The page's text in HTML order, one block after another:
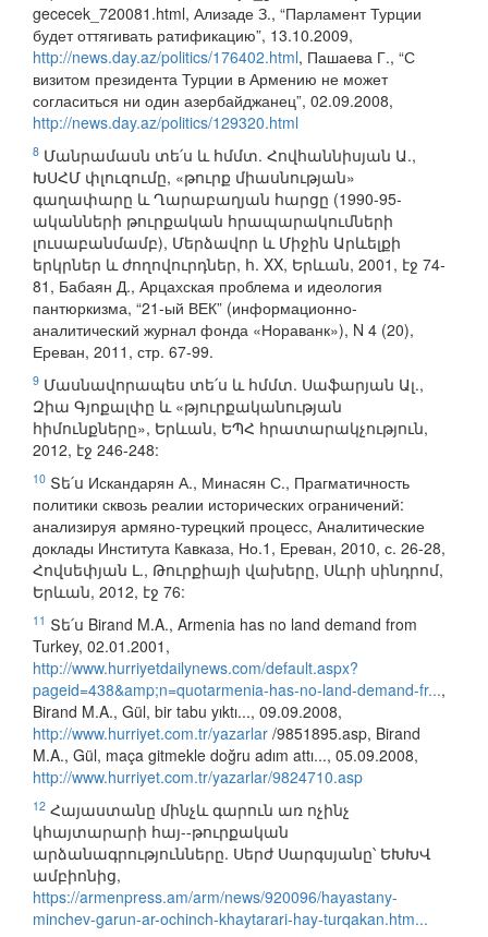
gececek_720081.html, Ализаде З., “Парламент Турции
будет оттягивать ратификацию”, 13.10.2009,
http://news.day.az/politics/176402.html, Пашаева Г., “С
визитом президента Турции в Армению не может
согласиться ни один азербайджанец”, 02.09.2008,
http://news.day.az/politics/129320.html
8 Մանրամասն տե՛ս և հմմտ. Հովհաննիսյան Ա.,
ԽՍՀՄ փլուզումը, «թուրք միասնության»
գաղափարը և Ղարաբաղյան հարցը (1990-95-
ականների թուրքական հրապարակումների
լուսաբանմամբ), Մերձավոր և Միջին Արևելքի
երկրներ և ժողովուրդներ, հ. XX, Երևան, 2001, էջ 74-
81, Бабаян Д., Арцахская проблема и идеология
пантюркизма, “21-ый ВЕК” (информационно-
аналитический журнал фонда «Нораванк»), N 4 (20),
Ереван, 2011, стр. 67-99.
9 Մասնավորապես տե՛ս և հմմտ. Սաֆարյան Ալ.,
Զիա Գյոքալփը և «թյուրքականության
հիմունքները», Երևան, ԵՊՀ հրատարակչություն,
2012, էջ 246-248:
10 Տե՛ս Искандарян А., Минасян С., Прагматичность
политики сквозь реалии исторических ограничений:
анализируя армяно-турецкий процесс, Аналитические
доклады Института Кавказа, Но.1, Ереван, 2010, с. 26-28,
Հովսեփյան Լ., Թուրքիայի վախերը, Սևրի սինդրոմ,
Երևան, 2012, էջ 76:
11 Տե՛ս Birand M.A., Armenia has no land demand from
Turkey, 02.01.2001,
http://www.hurriyetdailynews.com/default.aspx?
pageid=438&amp;n=quotarmenia-has-no-land-demand-fr...,
Birand M.A., Gül, bir tabu yıktı..., 09.09.2008,
http://www.hurriyet.com.tr/yazarlar /9851895.asp, Birand
M.A., Gül, maça gitmekle doğru adım attı..., 05.09.2008,
http://www.hurriyet.com.tr/yazarlar/9824710.asp
12 Հայաստանը մինչև գարուն առ ոչինչ
կհայտարարի հայ--թուրքական
արձանագրությունները. Սերժ Սարգսյանը՝ ԵԽԽՎ
ամբիոնից,
https://armenpress.am/arm/news/920096/hayastany-
minchev-garun-ar-ochinch-khaytarari-hay-turqakan.htm...